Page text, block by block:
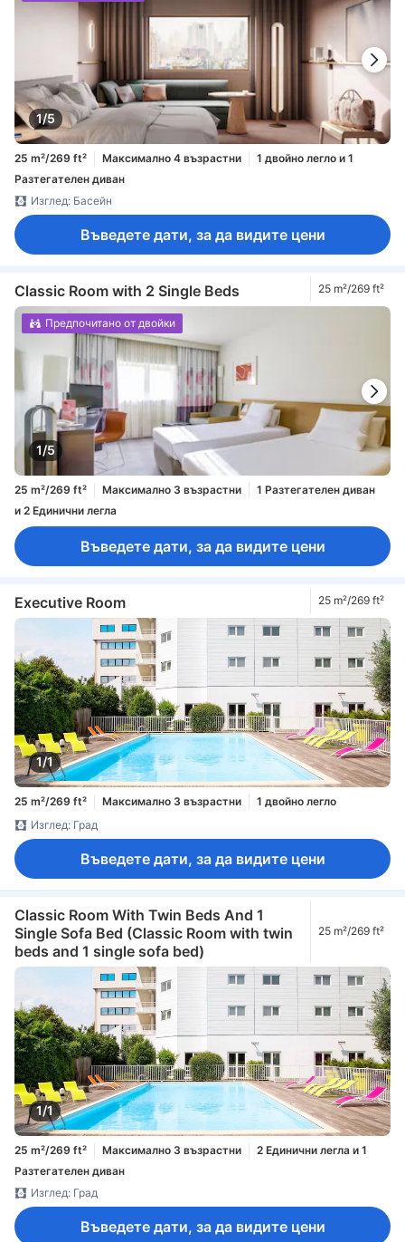
1/5
25 m²/269 ft² Максимално 4 възрастни
1 двойно легло и 1
Разтегателен диван
Изглед: Басейн
Въведете дати, за да видите цени
Classic Room with 2 Single Beds 25 m²/269 ft²
1/5
Предпочитано от двойки
25 m²/269 ft² Максимално 3 възрастни
1 Разтегателен диван
и 2 Единични легла
Въведете дати, за да видите цени
Executive Room 25 m²/269 ft²
1/1
25 m²/269 ft² Максимално 3 възрастни
1 двойно легло
Изглед: Град
Въведете дати, за да видите цени
Classic Room With Twin Beds And 1
Single Sofa Bed (Classic Room with twin
beds and 1 single sofa bed)
25 m²/269 ft²
1/1
25 m²/269 ft² Максимално 3 възрастни
2 Единични легла и 1
Разтегателен диван
Изглед: Град
Въведете дати, за да видите цени